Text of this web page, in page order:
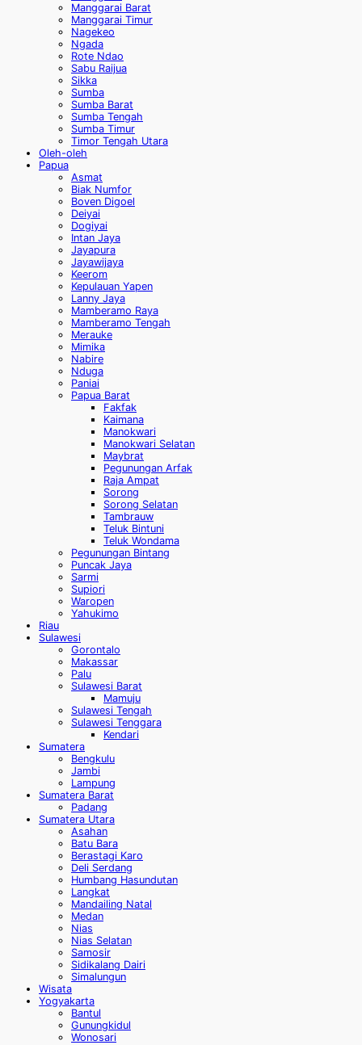
Manggarai Barat
Manggarai Timur
Nagekeo
Ngada
Rote Ndao
Sabu Raijua
Sikka
Sumba
Sumba Barat
Sumba Tengah
Sumba Timur
Timor Tengah Utara
Oleh-oleh
Papua
Asmat
Biak Numfor
Boven Digoel
Deiyai
Dogiyai
Intan Jaya
Jayapura
Jayawijaya
Keerom
Kepulauan Yapen
Lanny Jaya
Mamberamo Raya
Mamberamo Tengah
Merauke
Mimika
Nabire
Nduga
Paniai
Papua Barat
Fakfak
Kaimana
Manokwari
Manokwari Selatan
Maybrat
Pegunungan Arfak
Raja Ampat
Sorong
Sorong Selatan
Tambrauw
Teluk Bintuni
Teluk Wondama
Pegunungan Bintang
Puncak Jaya
Sarmi
Supiori
Waropen
Yahukimo
Riau
Sulawesi
Gorontalo
Makassar
Palu
Sulawesi Barat
Mamuju
Sulawesi Tengah
Sulawesi Tenggara
Kendari
Sumatera
Bengkulu
Jambi
Lampung
Sumatera Barat
Padang
Sumatera Utara
Asahan
Batu Bara
Berastagi Karo
Deli Serdang
Humbang Hasundutan
Langkat
Mandailing Natal
Medan
Nias
Nias Selatan
Samosir
Sidikalang Dairi
Simalungun
Wisata
Yogyakarta
Bantul
Gunungkidul
Wonosari